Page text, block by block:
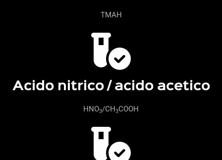
TMAH
Acido nitrico / acido acetico
HNO3/CH3COOH